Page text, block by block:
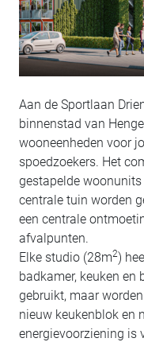
Aan de Sportlaan
binnenstad van
wooneenheden voor
spoedzoekers. Het
gestapelde
centrale tuin worden
een centrale
afvalpunten.
Elke studio (28m2)
badkamer, keuken en
gebruikt, maar
nieuw keukenblok en
energievoorziening is